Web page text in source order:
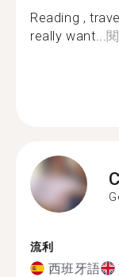
Reading ,
really want...
流利
西班牙語